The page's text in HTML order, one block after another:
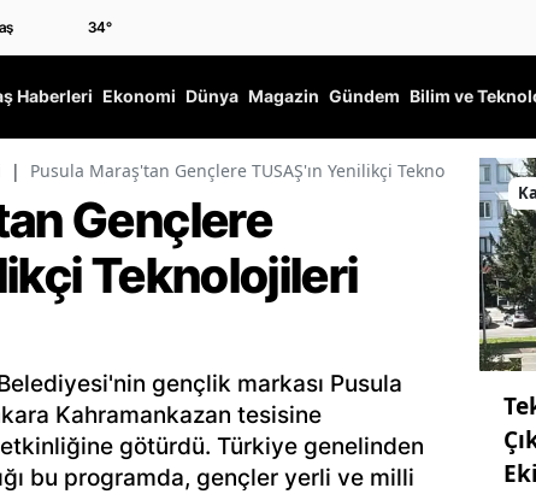
34°
Haberleri Ekonomi Dünya Magazin Gündem Bilim ve
| Pusula Maraş'tan Gençlere TUSAŞ'ın Yenilikçi Teknolojileri
Gençlere
Teknolojileri
gençlik markası Pusula
Kahramankazan tesisine
götürdü. Türkiye genelinden
bu programda, gençler yerli ve milli